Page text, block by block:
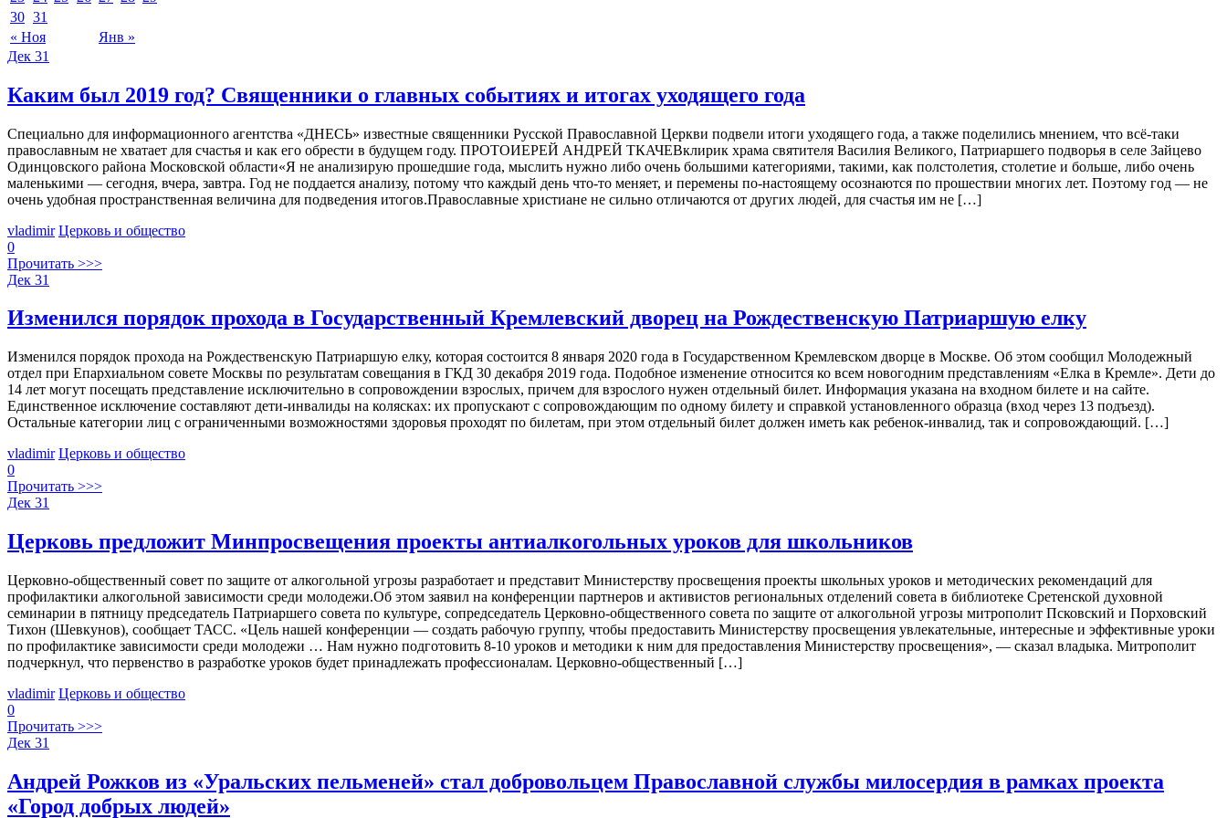
« Ноя Янв »
30 31
Дек 31
Каким был 2019 год? Священники о главных событиях и итогах уходящего года
Специально для информационного агентства «ДНЕСЬ» известные священники Русской Православной Церкви подвели итоги уходящего года, а также поделились мнением, что всё-таки
православным не хватает для счастья и как его обрести в будущем году. ПРОТОИЕРЕЙ АНДРЕЙ ТКАЧЕВклирик храма святителя Василия Великого, Патриаршего подворья в селе Зайцево
Одинцовского района Московской области«Я не анализирую прошедшие года, мыслить нужно либо очень большими категориями, такими, как полстолетия, столетие и больше, либо очень
маленькими — сегодня, вчера, завтра. Год не поддается анализу, потому что каждый день что-то меняет, и перемены по-настоящему осознаются по прошествии многих лет. Поэтому год — не
очень удобная пространственная величина для подведения итогов.Православные христиане не сильно отличаются от других людей, для счастья им не […]
vladimir Церковь и общество
0
Прочитать >>>
Дек 31
Изменился порядок прохода в Государственный Кремлевский дворец на Рождественскую Патриаршую елку
Изменился порядок прохода на Рождественскую Патриаршую елку, которая состоится 8 января 2020 года в Государственном Кремлевском дворце в Москве. Об этом сообщил Молодежный
отдел при Епархиальном совете Москвы по результатам совещания в ГКД 30 декабря 2019 года. Подобное изменение относится ко всем новогодним представлениям «Елка в Кремле». Дети до
14 лет могут посещать представление исключительно в сопровождении взрослых, причем для взрослого нужен отдельный билет. Информация указана на входном билете и на сайте.
Единственное исключение составляют дети-инвалиды на колясках: их пропускают с сопровождающим по одному билету и справкой установленного образца (вход через 13 подъезд).
Остальные категории лиц с ограниченными возможностями здоровья проходят по билетам, при этом отдельный билет должен иметь как ребенок-инвалид, так и сопровождающий. […]
vladimir Церковь и общество
0
Прочитать >>>
Дек 31
Церковь предложит Минпросвещения проекты антиалкогольных уроков для школьников
Церковно-общественный совет по защите от алкогольной угрозы разработает и представит Министерству просвещения проекты школьных уроков и методических рекомендаций для
профилактики алкогольной зависимости среди молодежи.Об этом заявил на конференции партнеров и активистов региональных отделений совета в библиотеке Сретенской духовной
семинарии в пятницу председатель Патриаршего совета по культуре, сопредседатель Церковно-общественного совета по защите от алкогольной угрозы митрополит Псковский и Порховский
Тихон (Шевкунов), сообщает ТАСС. «Цель нашей конференции — создать рабочую группу, чтобы предоставить Министерству просвещения увлекательные, интересные и эффективные уроки
по профилактике зависимости среди молодежи … Нам нужно подготовить 8-10 уроков и методики к ним для предоставления Министерству просвещения», — сказал владыка. Митрополит
подчеркнул, что первенство в разработке уроков будет принадлежать профессионалам. Церковно-общественный […]
vladimir Церковь и общество
0
Прочитать >>>
Дек 31
Андрей Рожков из «Уральских пельменей» стал добровольцем Православной службы милосердия в рамках проекта
«Город добрых людей»